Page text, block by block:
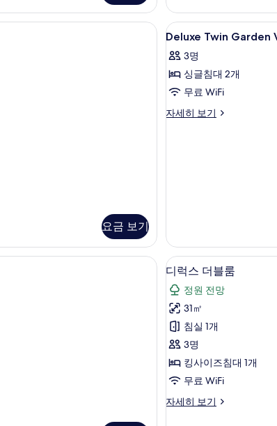
기
장
자
세
보
기
요금 보기
Deluxe
Twin
Garden
View
Without
Balcony
8
Deluxe Twin
3명
싱글침대 2개
무료 WiFi
자세히 보기
Deluxe
기
미니바, 객실 내 금고, 책상, 암막 커튼 디
럭
스
더
블
룸
사
모
8
디럭스 더블룸
정원 전망
31㎡
침실 1개
3명
킹사이즈침대 1개
무료 WiFi
자세히 보기
디